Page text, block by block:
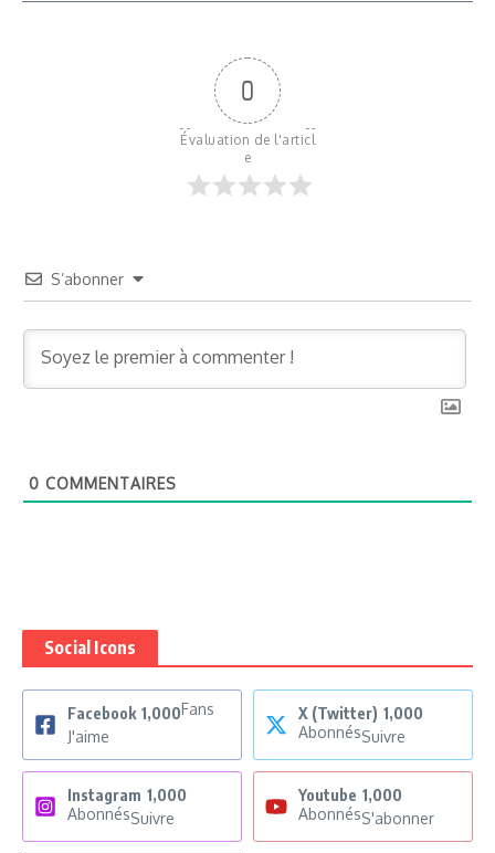
0
Évaluation de l'articl
e
S’abonner
0 COMMENTAIRES
Social Icons
Facebook 1,000Fans
J'aime
X (Twitter) 1,000
AbonnésSuivre
Instagram 1,000
AbonnésSuivre
Youtube 1,000
AbonnésS'abonner